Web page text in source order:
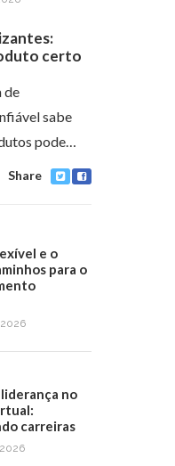
certo
de
sabe
pode…
Share
e o
para o
2026
no
carreiras